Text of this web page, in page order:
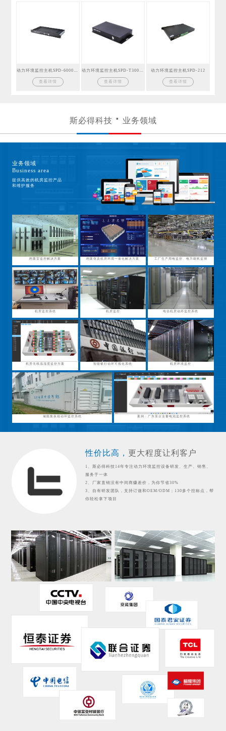
查看详情 查看详情
动力环境监控主机SPD-212
查看详情
斯必得科技 业务领域
业务领域
Business area
提供高效的机房监控产品
和维护服务
档案室监控解决方案 档案馆及机房环境一体化解决方案 工厂生产用电监控、电力能耗监测
机房监控系统 机房监控 电信机房动环监控系统
机房无线温湿度监控方案 智能银行动环可视化系统 机房环境监控
储能集装箱动环监控系统 案例：广东某企业蓄电池监控系统
性价比高， 更大程度让利客户
1、斯必得科技14年专注动力环境监控设备研发、生产、销售、
服务于一体
2、厂家直销没有中间商赚差价，为你节省30%
3、自有研发团队，支持订做和OEM/ODM；130多个控标点，帮
你轻松拿下项目